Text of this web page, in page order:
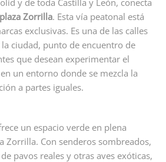
plaza Zorrilla. Esta vía peatonal está
exclusivas. Es una de las calles
ciudad, punto de encuentro de
que desean experimentar el
un entorno donde se mezcla la
a partes iguales.
un espacio verde en plena
Zorrilla. Con senderos sombreados,
pavos reales y otras aves exóticas,